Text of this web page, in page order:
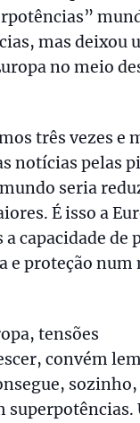
mas deixou
no meio
três vezes e
notícias pelas
seria
É isso a
capacidade de
e proteção num
tensões
convém
superpotências.